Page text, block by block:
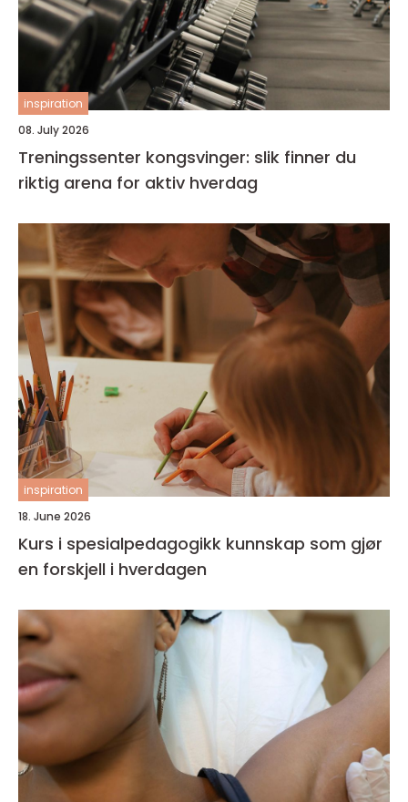
inspiration
08. July 2026
Treningssenter kongsvinger: slik finner du
riktig arena for aktiv hverdag
inspiration
18. June 2026
Kurs i spesialpedagogikk kunnskap som gjør
en forskjell i hverdagen